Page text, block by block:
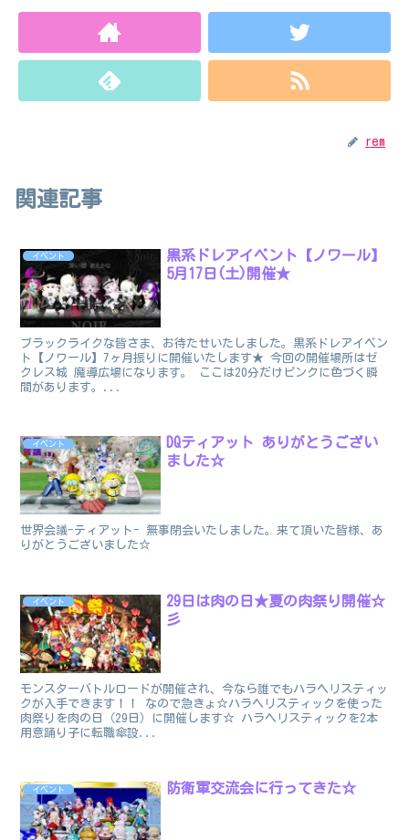
rem
関連記事
イベント
黒系ドレアイベント【ノワール】
5月17日(土)開催★
ブラックライクな皆さま、お待たせいたしました。黒系ドレアイベン
ト【ノワール】7ヶ月振りに開催いたします★ 今回の開催場所はゼ
クレス城 魔導広場になります。 ここは20分だけピンクに色づく瞬
間があります。...
イベント
DQティアット ありがとうござい
ました☆
世界会議-ティアット- 無事閉会いたしました。来て頂いた皆様、あ
りがとうございました☆
イベント
29日は肉の日★夏の肉祭り開催☆
彡
モンスターバトルロードが開催され、今なら誰でもハラヘリスティッ
クが入手できます！！ なので急きょ☆ハラヘリスティックを使った
肉祭りを肉の日（29日）に開催します☆ ハラヘリスティックを2本
用意踊り子に転職傘設...
イベント 防衛軍交流会に行ってきた☆